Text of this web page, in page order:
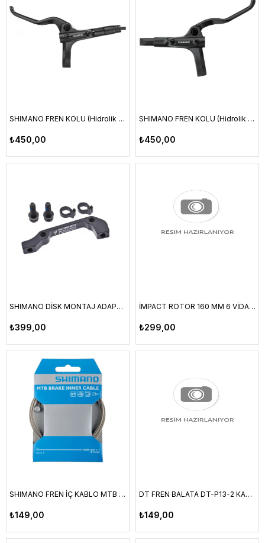
SHIMANO FREN KOLU (Hidrolik Disk Fren) BL-MT200 Sol Siyah
₺450,00
SHIMANO FREN KOLU (Hidrolik Disk Fren) BL-MT200 Sağ Siyah
₺450,00
SHIMANO DİSK MONTAJ ADAPTÖRÜ 180MM SM-MA-F180 POST/STANDART
₺399,00
İMPACT ROTOR 160 MM 6 VİDA KARTLI
₺299,00
SHIMANO FREN İÇ KABLO MTB PASLANMAZ ÇELİK 1.6x2050MM
₺149,00
DT FREN BALATA DT-P13-2 KARTLI
₺149,00